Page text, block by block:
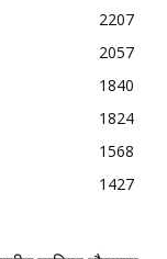
2207
2057
1840
1824
1568
1427